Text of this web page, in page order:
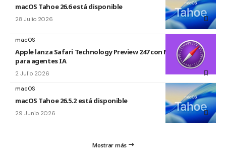
macOS Tahoe 26.6 está disponible
28 Julio 2026
macOS
Apple lanza Safari Technology Preview 247 con MCP Server
para agentes IA
2 Julio 2026
macOS
macOS Tahoe 26.5.2 está disponible
29 Junio 2026
Mostrar más